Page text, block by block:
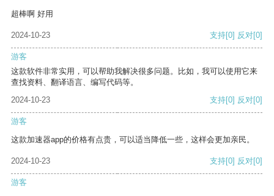
超棒啊 好用
2024-10-23 支持[0] 反对[0]
游客
这款软件非常实用，可以帮助我解决很多问题。比如，我可以使用它来
查找资料、翻译语言、编写代码等。
2024-10-23
支持[0] 反对[0]
游客
这款加速器app的价格有点贵，可以适当降低一些，这样会更加亲民。
2024-10-23 支持[0] 反对[0]
游客